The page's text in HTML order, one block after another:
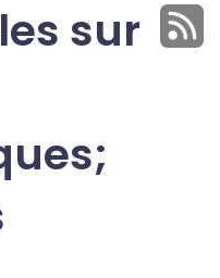
sur